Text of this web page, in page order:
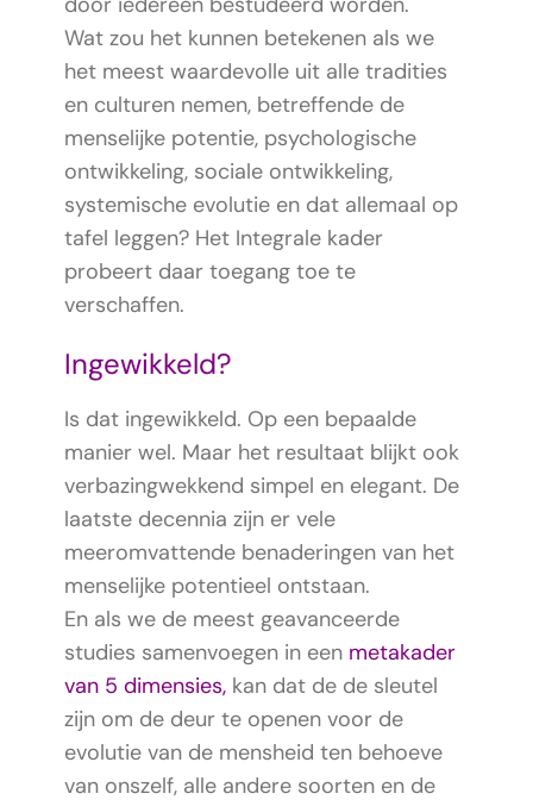
Wat zou het kunnen betekenen als we
het meest waardevolle uit alle tradities
en culturen nemen, betreffende de
menselijke potentie, psychologische
ontwikkeling, sociale ontwikkeling,
systemische evolutie en dat allemaal op
tafel leggen? Het Integrale kader
probeert daar toegang toe te
verschaffen.
Ingewikkeld?
Is dat ingewikkeld. Op een bepaalde
manier wel. Maar het resultaat blijkt ook
verbazingwekkend simpel en elegant. De
laatste decennia zijn er vele
meeromvattende benaderingen van het
menselijke potentieel ontstaan.
En als we de meest geavanceerde
studies samenvoegen in een metakader
van 5 dimensies, kan dat de de sleutel
zijn om de deur te openen voor de
evolutie van de mensheid ten behoeve
van onszelf, alle andere soorten en de